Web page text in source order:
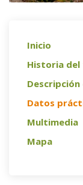
Inicio
Historia
Datos
Multimedia
Mapa